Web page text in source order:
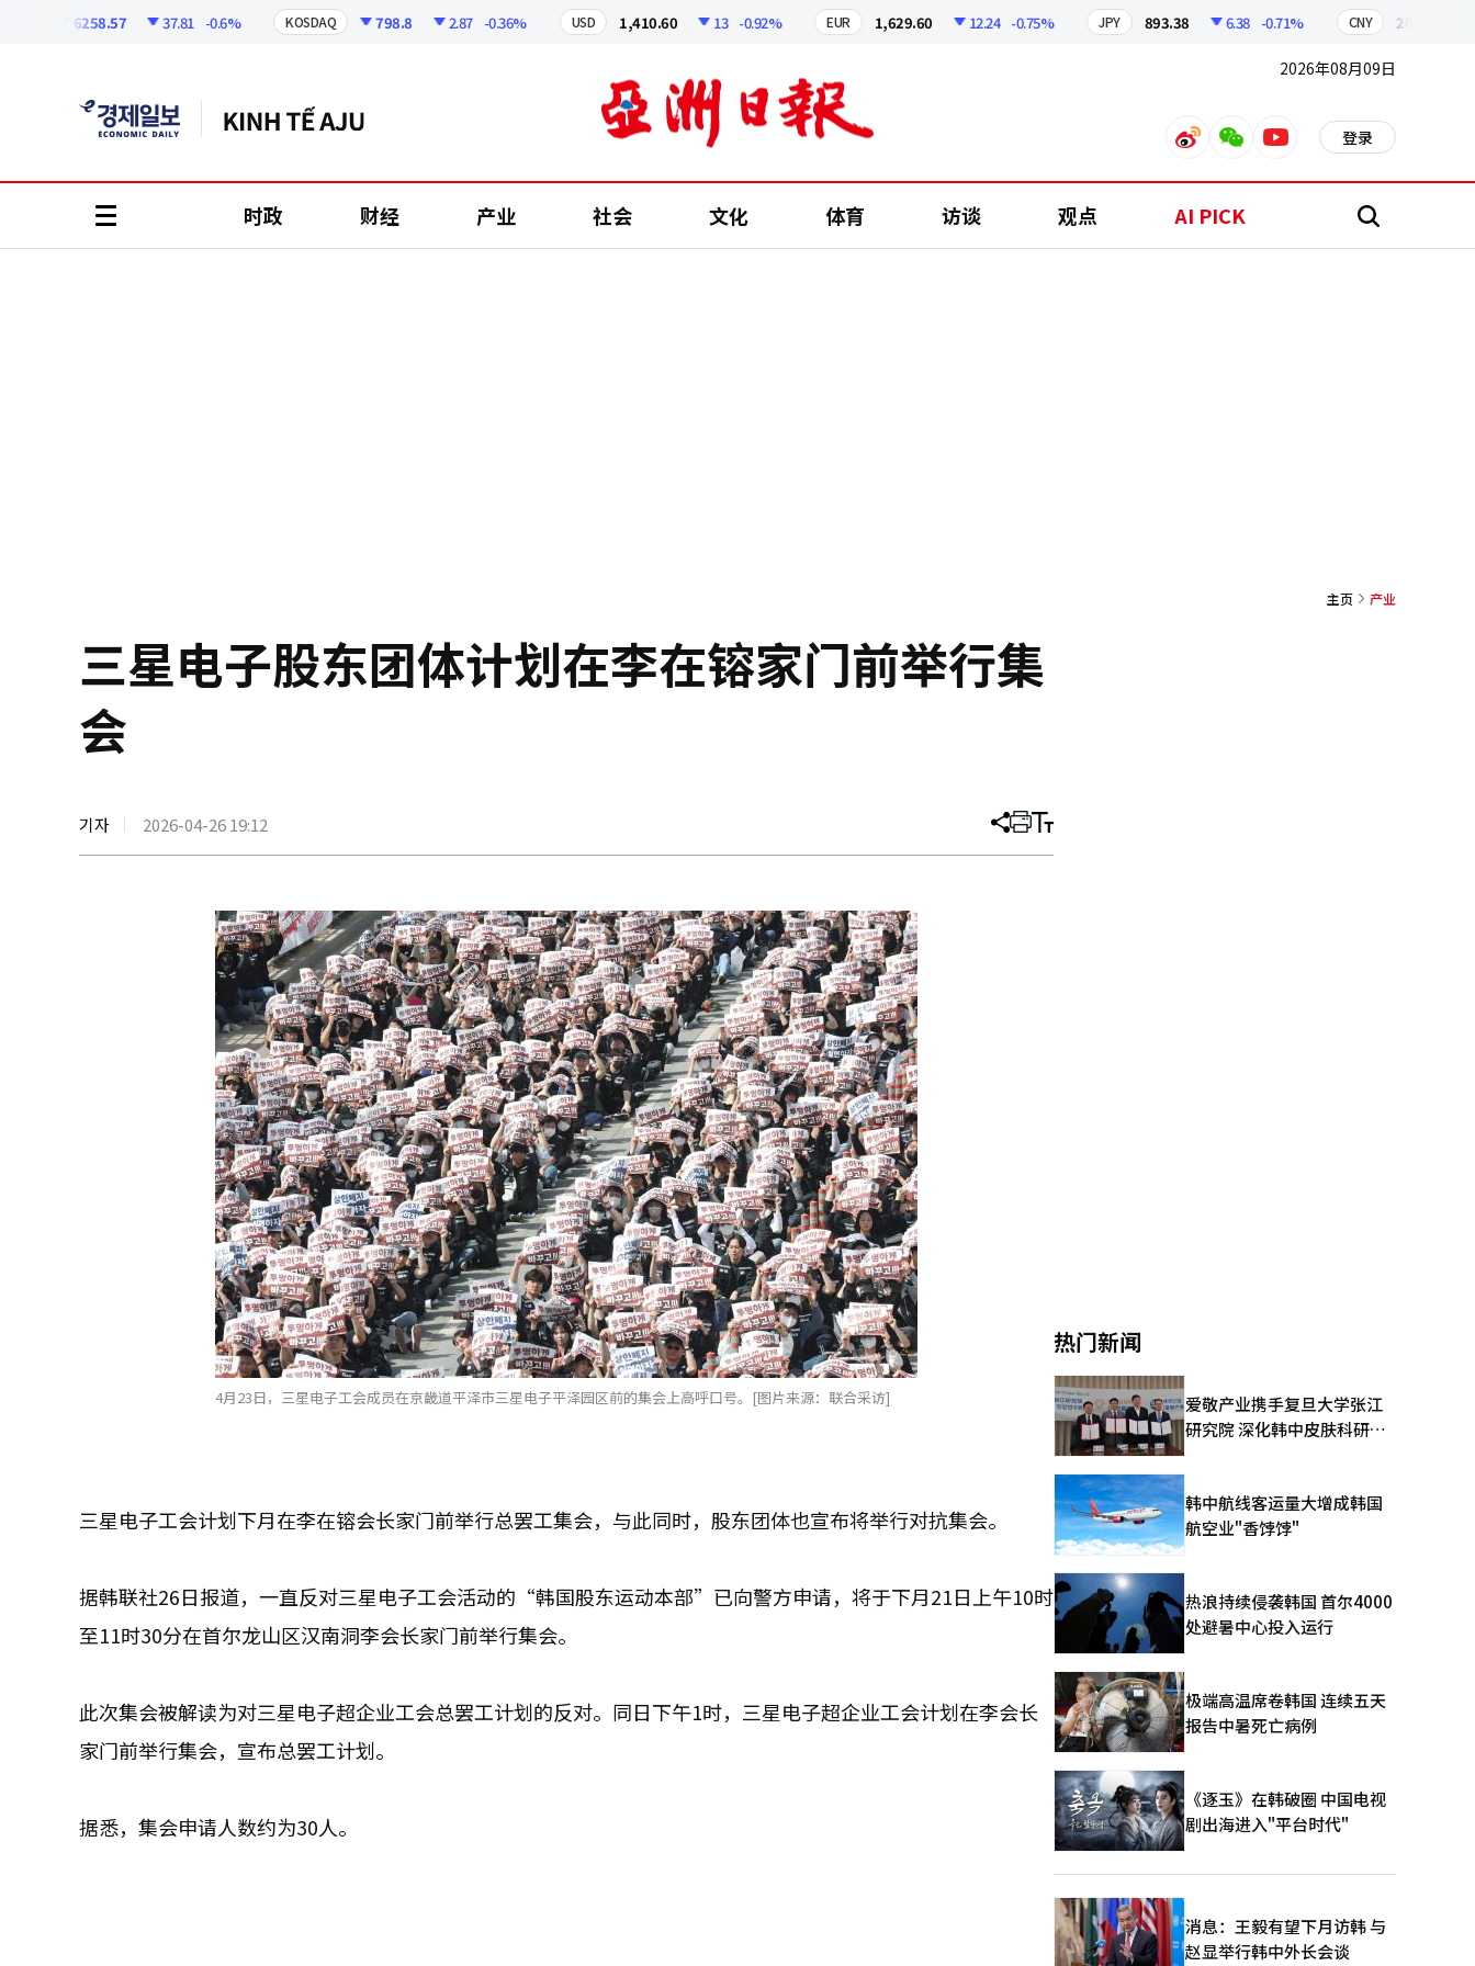
6258.57 37.81 -0.6% KOSDAQ 798.8 2.87 -0.36% USD 1,410.60 13 -0.92% EUR 1,629.60 12.24 -0.75% JPY 893.38 6.38 -0.71% CNY 209.17
2026年08月09日
weiboweixinyoutube 登录
时政 财经 产业 社会 文化 体育 访谈 观点 AI PICK 搜
主页 产业
三星电子股东团体计划在李在镕家门前举行集
会
기자 2026-04-26 19:12 分
文
打 调
大
4月23日，三星电子工会成员在京畿道平泽市三星电子平泽园区前的集会上高呼口号。[图片来源：联合采访]
三星电子工会计划下月在李在镕会长家门前举行总罢工集会，与此同时，股东团体也宣布将举行对抗集会。
据韩联社26日报道，一直反对三星电子工会活动的“韩国股东运动本部”已向警方申请，将于下月21日上午10时
至11时30分在首尔龙山区汉南洞李会长家门前举行集会。
此次集会被解读为对三星电子超企业工会总罢工计划的反对。同日下午1时，三星电子超企业工会计划在李会长
家门前举行集会，宣布总罢工计划。
据悉，集会申请人数约为30人。
热门新闻
爱敬产业携手复旦大学张江
研究院 深化韩中皮肤科研合
韩中航线客运量大增成韩国
航空业"香饽饽"
热浪持续侵袭韩国 首尔4000
处避暑中心投入运行
极端高温席卷韩国 连续五天
报告中暑死亡病例
《逐玉》在韩破圈 中国电视
剧出海进入"平台时代"
消息：王毅有望下月访韩 与
赵显举行韩中外长会谈